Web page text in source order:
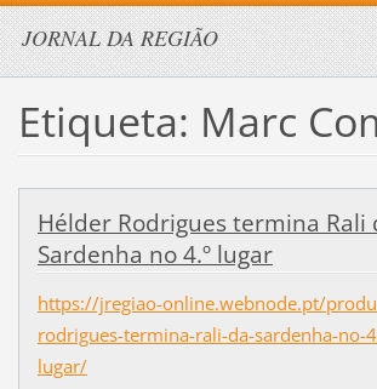
JORNAL DA REGIÃO
Etiqueta: Marc
Hélder Rodrigues termina Rali
Sardenha no 4.º lugar
https://jregiao-online.webnode.pt/
rodrigues-termina-rali-da-sardenha-no-
lugar/